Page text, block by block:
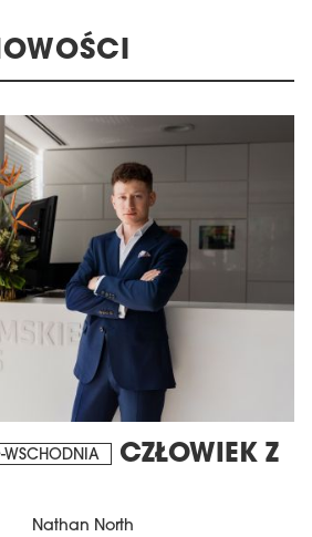
WSCHODNIA
CZŁOWIEK Z
Nathan North